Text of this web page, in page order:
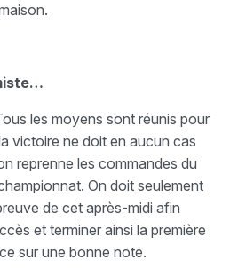
les moyens sont réunis pour
victoire ne doit en aucun cas
reprenne les commandes du
On doit seulement
de cet après-midi afin
et terminer ainsi la première
sur une bonne note.